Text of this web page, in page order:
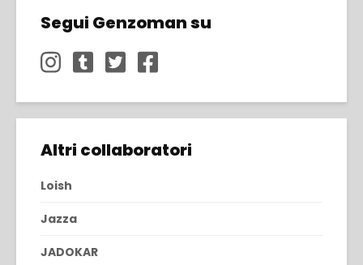
Segui Genzoman su
Altri collaboratori
Loish
Jazza
JADOKAR